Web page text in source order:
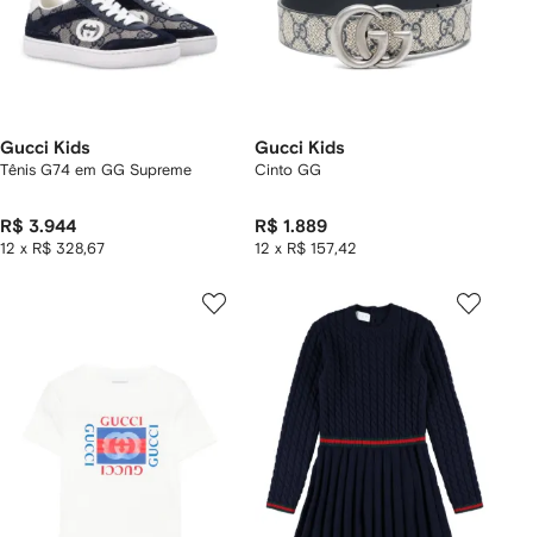
Gucci Kids
Tênis G74 em GG Supreme
R$ 3.944
12 x R$ 328,67
Gucci Kids
Cinto GG
R$ 1.889
12 x R$ 157,42